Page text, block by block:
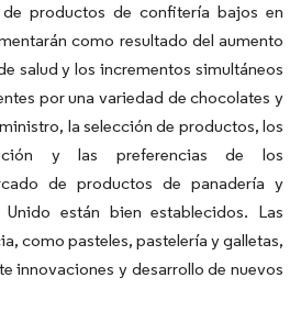
productos de confitería bajos en
como resultado del aumento
salud y los incrementos simultáneos
por una variedad de chocolates y
la selección de productos, los
y las preferencias de los
de productos de panadería y
están bien establecidos. Las
como pasteles, pastelería y galletas,
innovaciones y desarrollo de nuevos